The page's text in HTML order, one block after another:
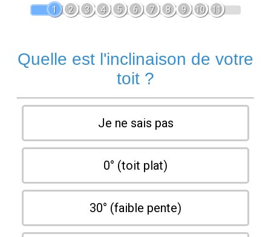
1 2 3 4 5 6 7 8 9 10 11
Quelle est l'inclinaison de votre
toit ?
Je ne sais pas
0° (toit plat)
30° (faible pente)